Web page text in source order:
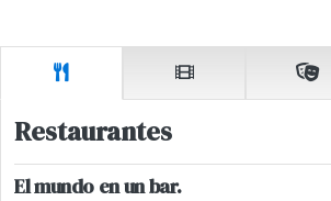
Restaurantes
El mundo en un bar.